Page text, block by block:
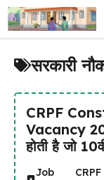
Skip
to
content
सरकारी
CRPF
Vacancy
होती है जो
Job